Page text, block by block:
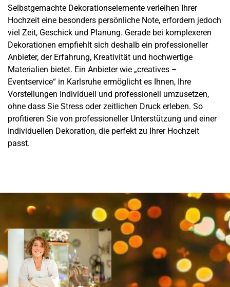
Selbstgemachte Dekorationselemente verleihen Ihrer
Hochzeit eine besonders persönliche Note, erfordern jedoch
viel Zeit, Geschick und Planung. Gerade bei komplexeren
Dekorationen empfiehlt sich deshalb ein professioneller
Anbieter, der Erfahrung, Kreativität und hochwertige
Materialien bietet. Ein Anbieter wie „creatives –
Eventservice“ in Karlsruhe ermöglicht es Ihnen, Ihre
Vorstellungen individuell und professionell umzusetzen,
ohne dass Sie Stress oder zeitlichen Druck erleben. So
profitieren Sie von professioneller Unterstützung und einer
individuellen Dekoration, die perfekt zu Ihrer Hochzeit
passt.